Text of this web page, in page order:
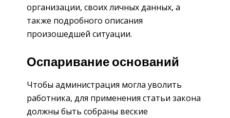
организации, своих личных данных, а
также подробного описания
произошедшей ситуации.
Оспаривание оснований
Чтобы администрация могла уволить
работника, для применения статьи закона
должны быть собраны веские